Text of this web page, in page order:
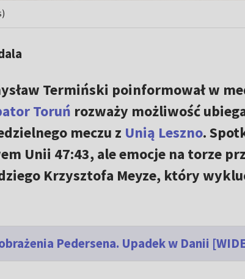
Termiński poinformował w
Toruń rozważy możliwość
meczu z Unią Leszno.
Unii 47:43, ale emocje na torze
Krzysztofa Meyze, który
Pedersena. Upadek w Danii